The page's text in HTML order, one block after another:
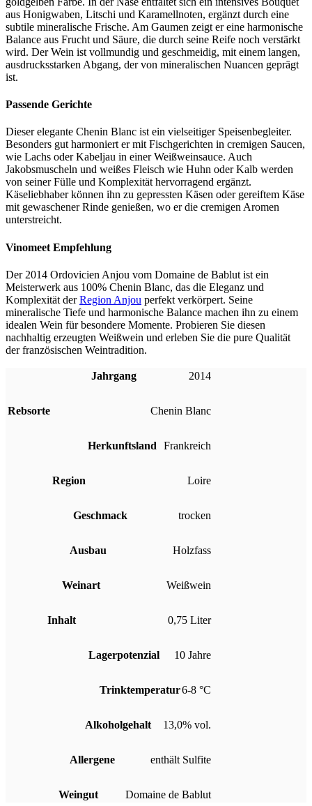
aus Honigwaben, Litschi und Karamellnoten, ergänzt durch eine
subtile mineralische Frische. Am Gaumen zeigt er eine harmonische
Balance aus Frucht und Säure, die durch seine Reife noch verstärkt
wird. Der Wein ist vollmundig und geschmeidig, mit einem langen,
ausdrucksstarken Abgang, der von mineralischen Nuancen geprägt
ist.
Passende Gerichte
Dieser elegante Chenin Blanc ist ein vielseitiger Speisenbegleiter.
Besonders gut harmoniert er mit Fischgerichten in cremigen Saucen,
wie Lachs oder Kabeljau in einer Weißweinsauce. Auch
Jakobsmuscheln und weißes Fleisch wie Huhn oder Kalb werden
von seiner Fülle und Komplexität hervorragend ergänzt.
Käseliebhaber können ihn zu gepressten Käsen oder gereiftem Käse
mit gewaschener Rinde genießen, wo er die cremigen Aromen
unterstreicht.
Vinomeet Empfehlung
Der 2014 Ordovicien Anjou vom Domaine de Bablut ist ein
Meisterwerk aus 100% Chenin Blanc, das die Eleganz und
Komplexität derRegion Anjou perfekt verkörpert. Seine
mineralische Tiefe und harmonische Balance machen ihn zu einem
idealen Wein für besondere Momente. Probieren Sie diesen
nachhaltig erzeugten Weißwein und erleben Sie die pure Qualität
der französischen Weintradition.
Jahrgang 2014
Rebsorte Chenin Blanc
Herkunftsland Frankreich
Region Loire
Geschmack trocken
Ausbau Holzfass
Weinart Weißwein
Inhalt 0,75 Liter
Lagerpotenzial 10 Jahre
Trinktemperatur6-8 °C
Alkoholgehalt 13,0% vol.
Allergene enthält Sulfite
Weingut Domaine de Bablut